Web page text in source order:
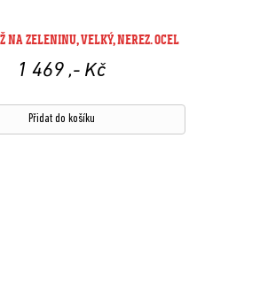
NA ZELENINU, VELKÝ, NEREZ. OCEL
1 469 ,- Kč
Přidat do košíku